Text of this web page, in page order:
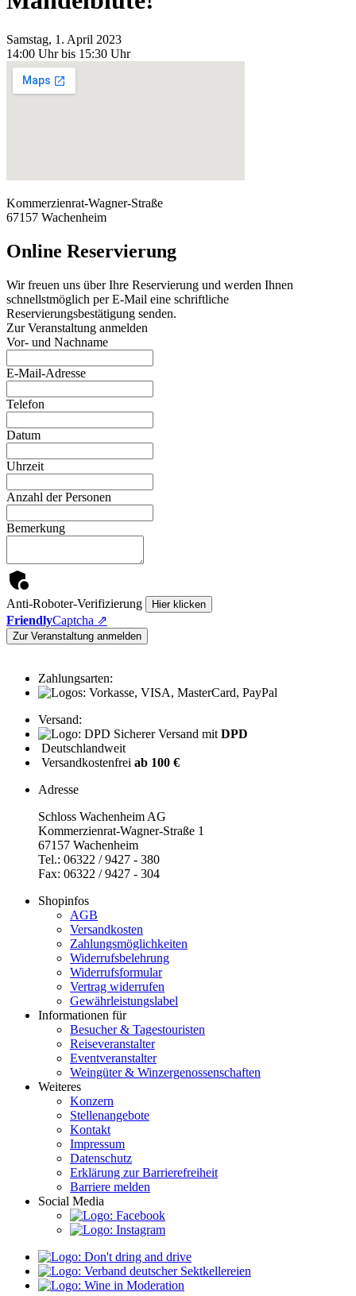
Samstag, 1. April 2023
14:00 Uhr bis 15:30 Uhr
Kommerzienrat-Wagner-Straße
67157 Wachenheim
Online Reservierung
Wir freuen uns über Ihre Reservierung und werden Ihnen
schnellstmöglich per E-Mail eine schriftliche
Reservierungsbestätigung senden.
Zur Veranstaltung anmelden
Vor- und Nachname
E-Mail-Adresse
Telefon
Datum
Uhrzeit
Anzahl der Personen
Bemerkung
Anti-Roboter-Verifizierung Hier klicken
FriendlyCaptcha ⇗
Zur Veranstaltung anmelden
Zahlungsarten:
Versand:
Sicherer Versand mit DPD
Deutschlandweit
Versandkostenfrei ab 100 €
Adresse
Schloss Wachenheim AG
Kommerzienrat-Wagner-Straße 1
67157 Wachenheim
Tel.: 06322 / 9427 - 380
Fax: 06322 / 9427 - 304
Shopinfos
AGB
Versandkosten
Zahlungsmöglichkeiten
Widerrufsbelehrung
Widerrufsformular
Vertrag widerrufen
Gewährleistungslabel
Informationen für
Besucher & Tagestouristen
Reiseveranstalter
Eventveranstalter
Weingüter & Winzergenossenschaften
Weiteres
Konzern
Stellenangebote
Kontakt
Impressum
Datenschutz
Erklärung zur Barrierefreiheit
Barriere melden
Social Media